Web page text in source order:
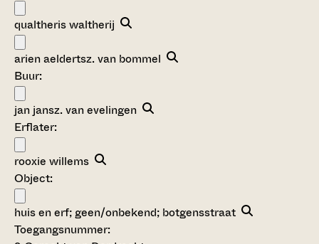
qualtheris waltherij
arien aeldertsz. van bommel
Buur:
jan jansz. van evelingen
Erflater:
rooxie willems
Object:
huis en erf; geen/onbekend; botgensstraat
Toegangsnummer: